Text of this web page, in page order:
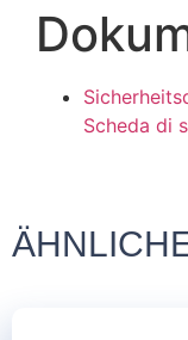
Scheda di